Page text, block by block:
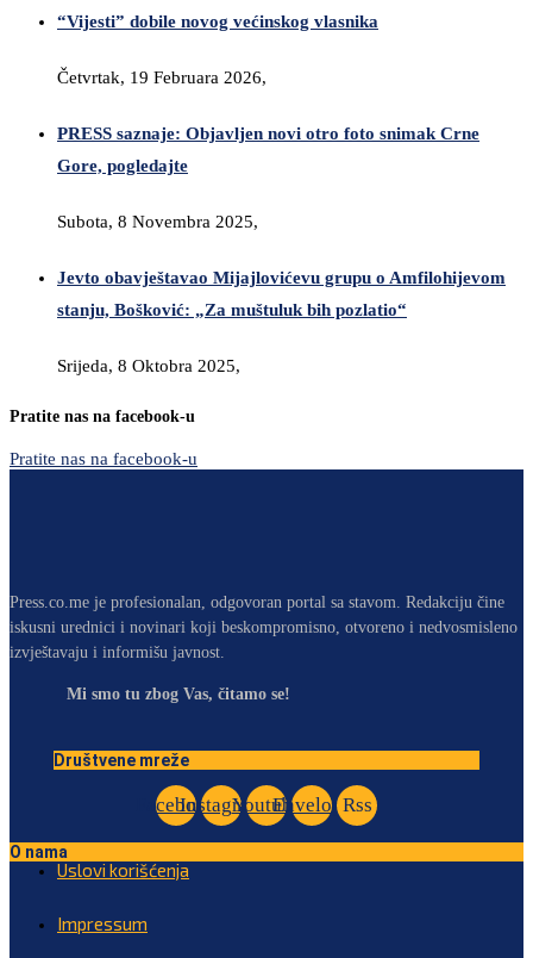
“Vijesti” dobile novog većinskog vlasnika
Četvrtak, 19 Februara 2026,
PRESS saznaje: Objavljen novi otro foto snimak Crne
Gore, pogledajte
Subota, 8 Novembra 2025,
Jevto obavještavao Mijajlovićevu grupu o Amfilohijevom
stanju, Bošković: „Za muštuluk bih pozlatio“
Srijeda, 8 Oktobra 2025,
Pratite nas na facebook-u
Pratite nas na facebook-u
Press.co.me je profesionalan, odgovoran portal sa stavom. Redakciju čine
iskusni urednici i novinari koji beskompromisno, otvoreno i nedvosmisleno
izvještavaju i informišu javnost.
Mi smo tu zbog Vas, čitamo se!
Društvene mreže
Facebook
InstagramYoutubeEnvelopeRss
O nama
Uslovi korišćenja
Impressum